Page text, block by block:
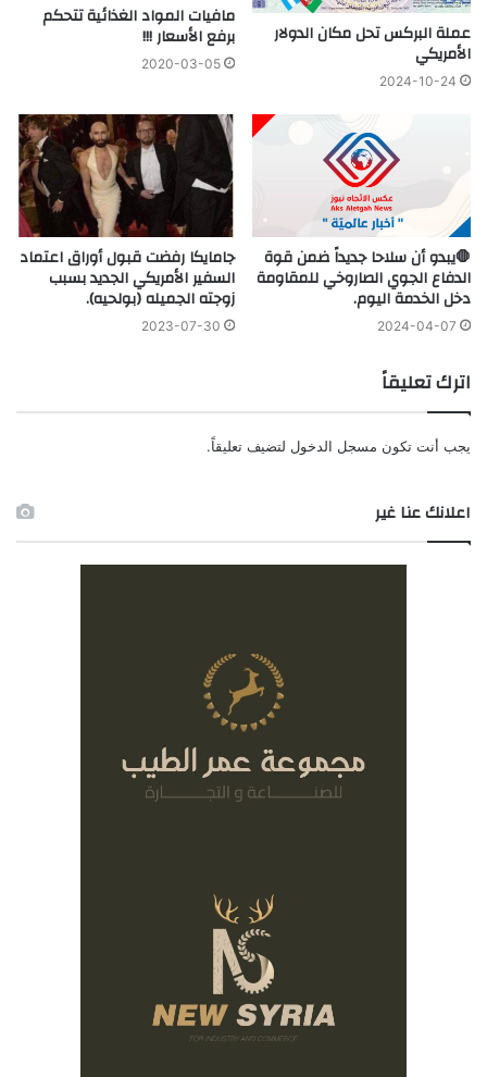
عملة البركس تحل مكان الدولار
الأمريكي
2024-10-24
مافيات المواد الغذائية تتحكم
برفع الأسعار !!!
2020-03-05
🛑يبدو أن سلاحا جديداً ضمن قوة
الدفاع الجوي الصاروخي للمقاومة
دخل الخدمة اليوم.
2024-04-07
جامايكا رفضت قبول أوراق اعتماد
السفير الأمريكي الجديد بسبب
زوجته الجميله (بولحيه).
2023-07-30
اترك تعليقاً
يجب أنت تكون مسجل الدخول لتضيف تعليقاً.
اعلانك عنا غير